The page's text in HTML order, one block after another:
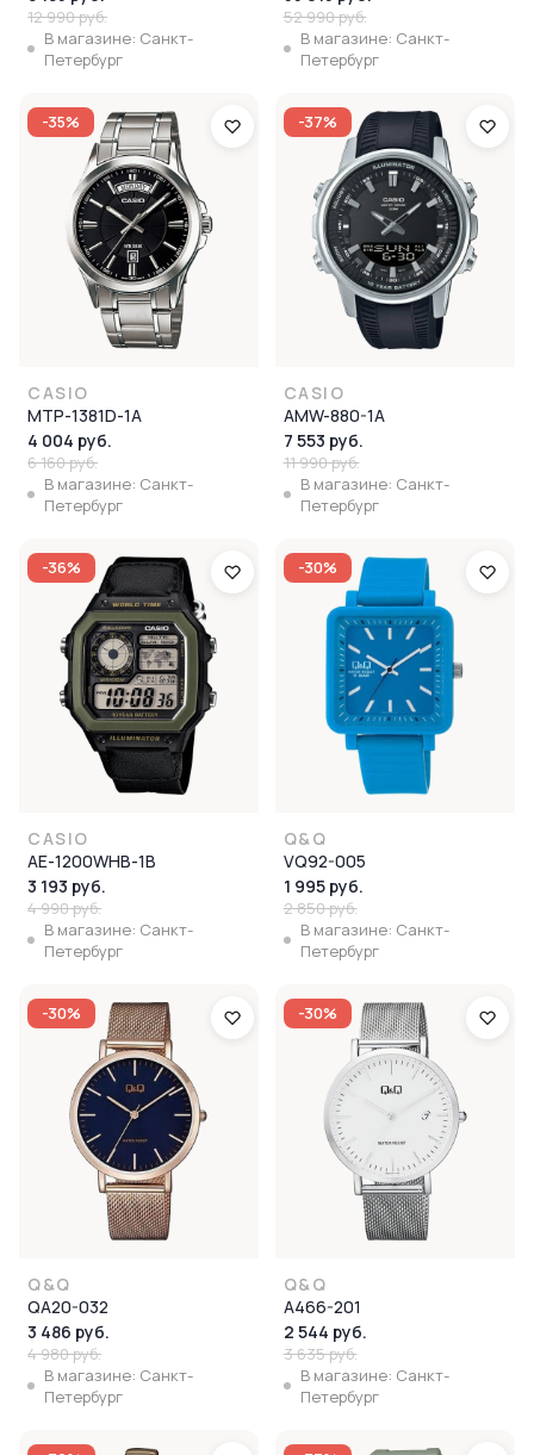
12 990 руб.
В магазине: Санкт-
Петербург
52 990 руб.
В магазине: Санкт-
Петербург
-35%
CASIO
MTP-1381D-1A
4 004 руб.
6 160 руб.
В магазине: Санкт-
Петербург
-37%
CASIO
AMW-880-1A
7 553 руб.
11 990 руб.
В магазине: Санкт-
Петербург
-36%
CASIO
AE-1200WHB-1B
3 193 руб.
4 990 руб.
В магазине: Санкт-
Петербург
-30%
Q&Q
VQ92-005
1 995 руб.
2 850 руб.
В магазине: Санкт-
Петербург
-30%
Q&Q
QA20-032
3 486 руб.
4 980 руб.
В магазине: Санкт-
Петербург
-30%
Q&Q
A466-201
2 544 руб.
3 635 руб.
В магазине: Санкт-
Петербург